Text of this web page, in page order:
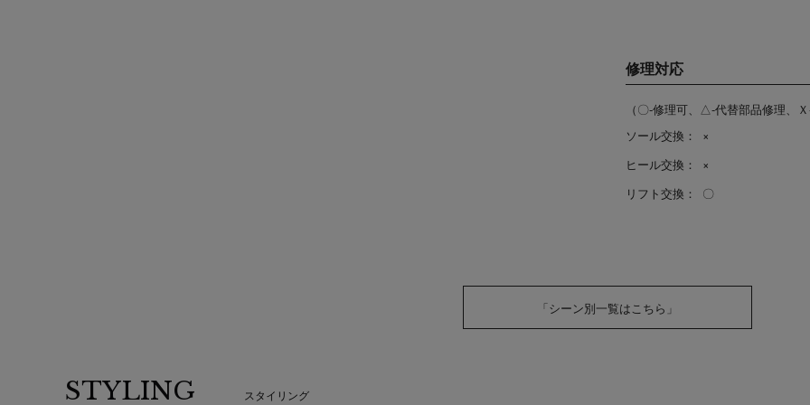
修理対応
（〇-修理可、△-代替部品修理、
ソール交換：
×
ヒール交換：
×
リフト交換：
〇
「シーン別一覧はこちら」
STYLING スタイリング